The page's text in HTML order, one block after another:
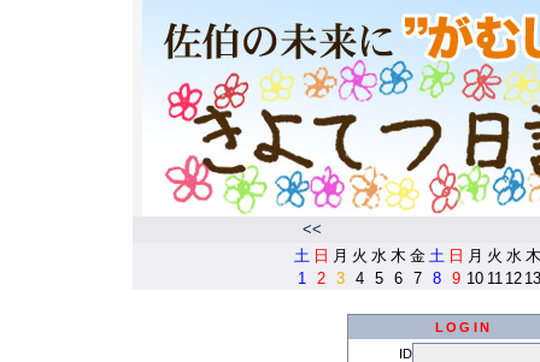
<<
土 日 月 火 水 木 金 土 日 月 火 水 木
1
2 3 4 5 6 7 8 9 10 11 12 13
LOGIN
ID